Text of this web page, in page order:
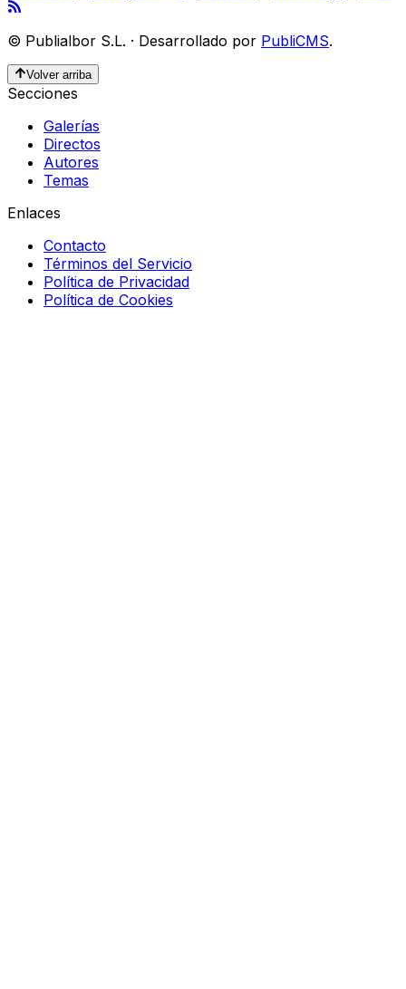
© Publialbor S.L. · Desarrollado por PubliCMS.
Volver arriba
Secciones
Galerías
Directos
Autores
Temas
Enlaces
Contacto
Términos del Servicio
Política de Privacidad
Política de Cookies